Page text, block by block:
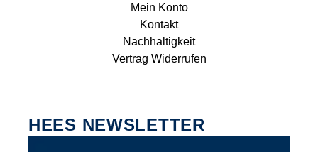
Mein Konto
Kontakt
Nachhaltigkeit
Vertrag Widerrufen
HEES NEWSLETTER